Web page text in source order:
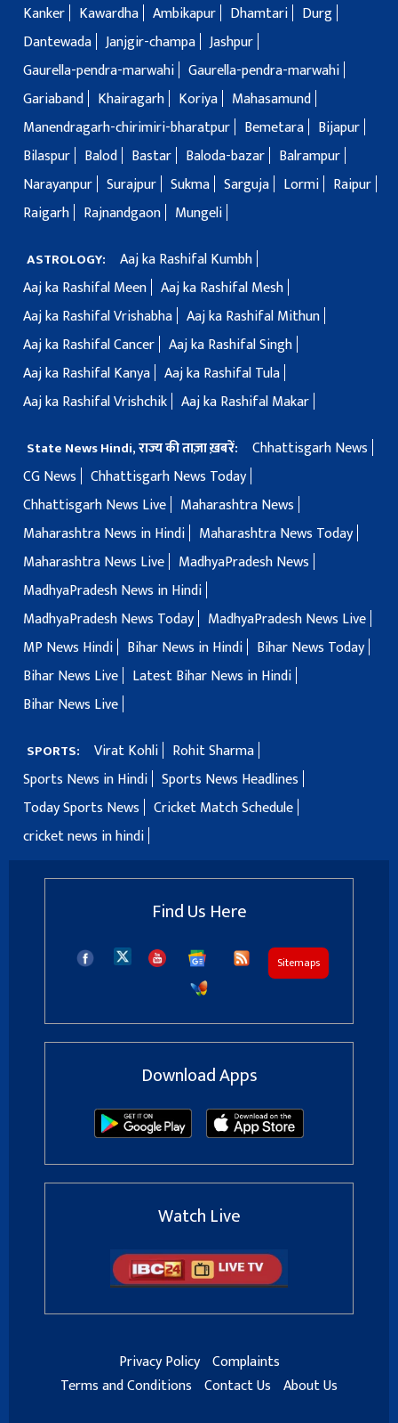
Kanker
Kawardha Ambikapur Dhamtari
Durg
Dantewada Janjgir-champa Jashpur
Gaurella-pendra-marwahi Gaurella-pendra-marwahi
Gariaband
Khairagarh Koriya
Mahasamund
Manendragarh-chirimiri-bharatpur
Bemetara
Bijapur
Bilaspur
Balod Bastar Baloda-bazar
Balrampur
Narayanpur Surajpur Sukma Sarguja Lormi
Raipur
Raigarh
Rajnandgaon Mungeli
ASTROLOGY:
Aaj ka Rashifal Kumbh
Aaj ka Rashifal Meen Aaj ka Rashifal Mesh
Aaj ka Rashifal Vrishabha Aaj ka Rashifal Mithun
Aaj ka Rashifal Cancer Aaj ka Rashifal Singh
Aaj ka Rashifal Kanya Aaj ka Rashifal Tula
Aaj ka Rashifal Vrishchik Aaj ka Rashifal Makar
State News Hindi, राज्य की ताज़ा ख़बरें:
Chhattisgarh News
CG News
Chhattisgarh News Today
Chhattisgarh News Live
Maharashtra News
Maharashtra News in Hindi
Maharashtra News Today
Maharashtra News Live
MadhyaPradesh News
MadhyaPradesh News in Hindi
MadhyaPradesh News Today
MadhyaPradesh News Live
MP News Hindi
Bihar News in Hindi
Bihar News Today
Bihar News Live
Latest Bihar News in Hindi
Bihar News Live
SPORTS: Virat Kohli
Rohit Sharma
Sports News in Hindi Sports News Headlines
Today Sports News
Cricket Match Schedule
cricket news in hindi
Find Us Here
Sitemaps
Download Apps
Watch Live
Privacy Policy Complaints
Terms and Conditions Contact Us About Us